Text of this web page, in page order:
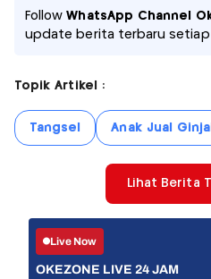
FollowWhatsApp Channel
update berita terbaru setiap
Topik Artikel :
Tangsel Anak Jual Ginjal
Lihat Berita
Live Now
OKEZONE LIVE 24 JAM